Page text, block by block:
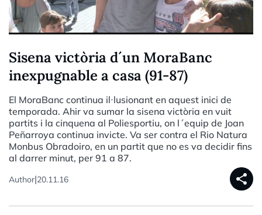
Sisena victòria d´un MoraBanc
inexpugnable a casa (91-87)
El MoraBanc continua il·lusionant en aquest inici de
temporada. Ahir va sumar la sisena victòria en vuit
partits i la cinquena al Poliesportiu, on l´equip de Joan
Peñarroya continua invicte. Va ser contra el Rio Natura
Monbus Obradoiro, en un partit que no es va decidir fins
al darrer minut, per 91 a 87.
Author|20.11.16 share